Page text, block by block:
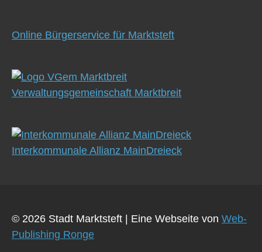
Online Bürgerservice für Marktsteft
Verwaltungsgemeinschaft Marktbreit
Interkommunale Allianz MainDreieck
© 2026 Stadt Marktsteft Eine Webseite von Web-
Publishing Ronge